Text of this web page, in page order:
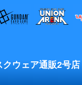
クウェア通販2号店